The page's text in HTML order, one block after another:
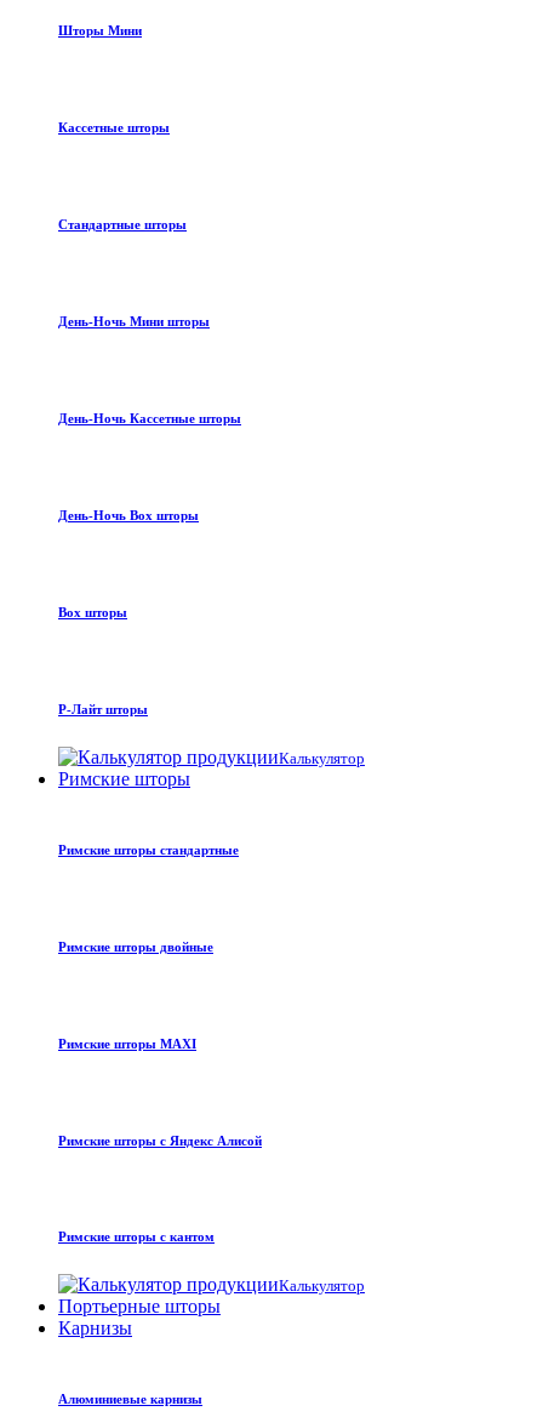
Шторы Мини
Кассетные шторы
Стандартные шторы
День-Ночь Мини шторы
День-Ночь Кассетные шторы
День-Ночь Box шторы
Box шторы
Р-Лайт шторы
Калькулятор
Римские шторы
Римские шторы стандартные
Римские шторы двойные
Римские шторы MAXI
Римские шторы с Яндекс Алисой
Римские шторы с кантом
Калькулятор
Портьерные шторы
Карнизы
Алюминиевые карнизы